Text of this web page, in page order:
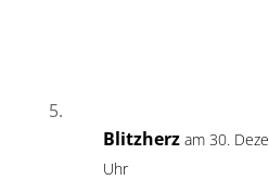
Blitzherz am 30.
Uhr